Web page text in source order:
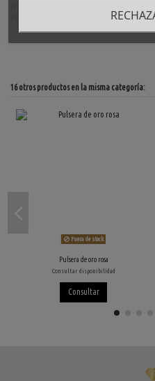
elegante, ideal para los amantes de
16 otros productos en la misma categoría:
Fuera de stock
Pulsera de oro rosa
Consultar disponibilidad
Consultar